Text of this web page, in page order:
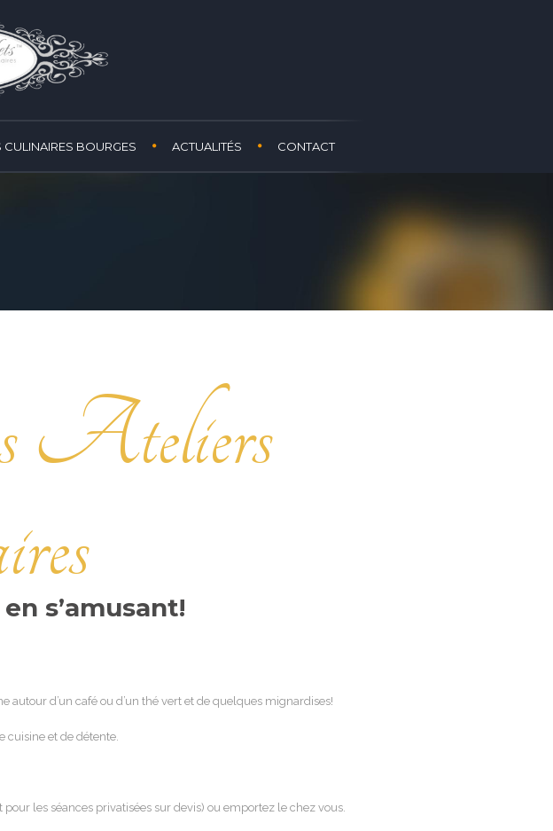
CULINAIRES BOURGES ACTUALITÉS CONTACT
Ateliers
s’amusant!
d’un café ou d’un thé vert et de quelques mignardises!
cuisine et de détente.
les séances privatisées sur devis) ou emportez le chez vous.